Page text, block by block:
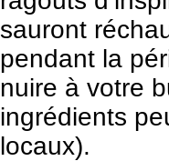
sauront
pendant la
nuire à votre
ingrédients
locaux).